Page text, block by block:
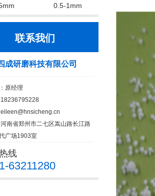
0.5-1mm
联系我们
成研磨科技有限公司
原经理
eileen@hnsicheng.cn
南省郑州市二七区嵩山路长江路
广场1903室
线
63211280